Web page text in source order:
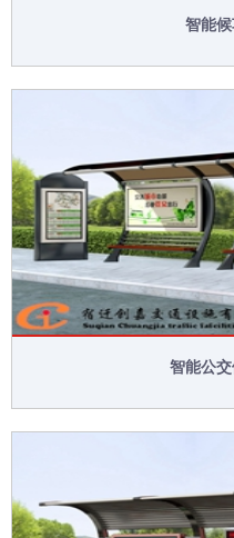
智能
智能公